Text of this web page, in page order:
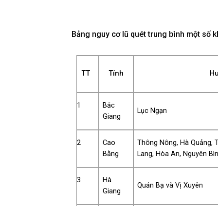
Bảng nguy cơ lũ quét trung bình một số
TT Tỉnh
1
Bắc
Giang
Lục Ngạn
2
Cao
Bằng
Thông Nông, Hà Quảng,
Lang, Hòa An, Nguyên
3
Hà
Giang
Quản Bạ và Vị Xuyên